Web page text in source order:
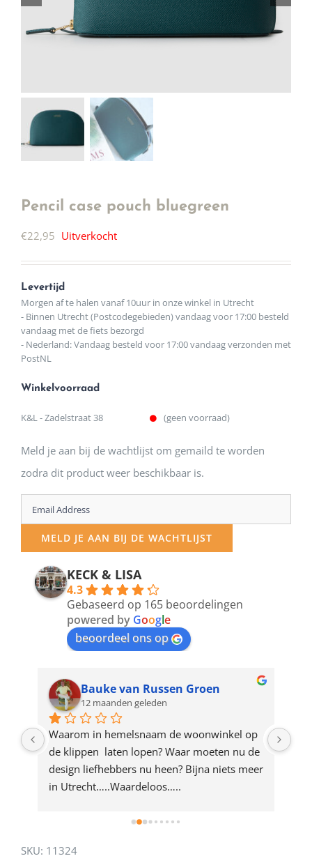
Pencil case pouch bluegreen
€22,95 Uitverkocht
Levertijd
Morgen af te halen vanaf 10uur in onze winkel in Utrecht
- Binnen Utrecht (Postcodegebieden) vandaag voor 17:00 besteld
vandaag met de fiets bezorgd
- Nederland: Vandaag besteld voor 17:00 vandaag verzonden met
PostNL
Winkelvoorraad
K&L - Zadelstraat 38 (geen voorraad)
Meld je aan bij de wachtlijst om gemaild te worden
zodra dit product weer beschikbaar is.
Enter
your
email
address
product
MELD JE AAN BIJ DE WACHTLIJST
KECK & LISA
4.3
Gebaseerd op 165 beoordelingen
powered by Google
beoordeel ons op
Bauke van Russen Groen
12 maanden geleden
Waarom in hemelsnaam de woonwinkel op
de klippen  laten lopen? Waar moeten nu de
design liefhebbers nu heen? Bijna niets meer
in Utrecht…..Waardeloos…..
SKU: 11324